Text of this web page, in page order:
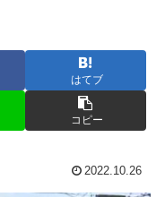
はてブ
コピー
2022.10.26